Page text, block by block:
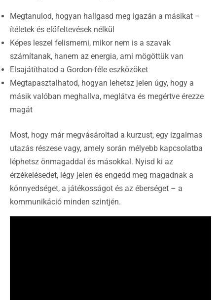
Megtanulod, hogyan hallgasd meg igazán a másikat –
ítéletek és előfeltevések nélkül
Képes leszel felismerni, mikor nem is a szavak
számítanak, hanem az energia, ami mögöttük van
Elsajátíthatod a Gordon-féle eszközöket
Megtapasztalhatod, hogyan lehetsz jelen úgy, hogy a
másik valóban meghallva, meglátva és megértve érezze
magát
Most, hogy már megvásároltad a kurzust, egy izgalmas
utazás részese vagy, amely során mélyebb kapcsolatba
léphetsz önmagaddal és másokkal. Nyisd ki az
érzékelésedet, légy jelen és engedd meg magadnak a
könnyedséget, a játékosságot és az éberséget – a
kommunikáció minden szintjén.